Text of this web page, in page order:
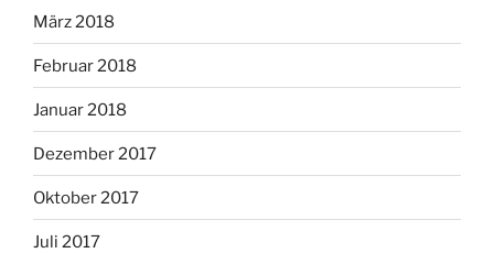
März 2018
Februar 2018
Januar 2018
Dezember 2017
Oktober 2017
Juli 2017